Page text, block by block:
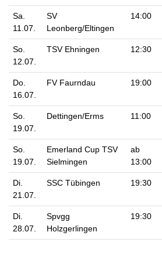
Sa.
11.07.
SV
Leonberg/Eltingen
14:00
So.
12.07.
TSV Ehningen 12:30
Do.
16.07.
FV Faurndau 19:00
So.
19.07.
Dettingen/Erms 11:00
So.
19.07.
Emerland Cup TSV
Sielmingen
ab
13:00
Di.
21.07.
SSC Tübingen 19:30
Di.
28.07.
Spvgg
Holzgerlingen
19:30